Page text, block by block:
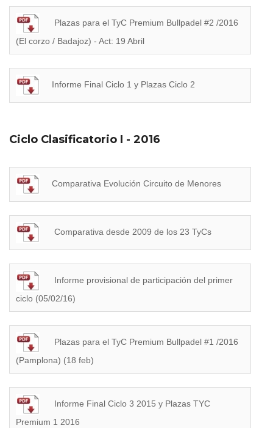
Plazas para el TyC Premium Bullpadel #2 /2016
(El corzo / Badajoz) - Act: 19 Abril
Informe Final Ciclo 1 y Plazas Ciclo 2
Ciclo Clasificatorio I - 2016
Comparativa Evolución Circuito de Menores
Comparativa desde 2009 de los 23 TyCs
Informe provisional de participación del primer
ciclo (05/02/16)
Plazas para el TyC Premium Bullpadel #1 /2016
(Pamplona) (18 feb)
Informe Final Ciclo 3 2015 y Plazas TYC
Premium 1 2016